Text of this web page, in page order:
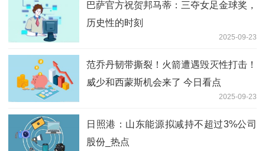
巴萨官方祝贺邦马蒂：三夺女足金球奖，
历史性的时刻
2025-09-23
范乔丹韧带撕裂！火箭遭遇毁灭性打击！
威少和西蒙斯机会来了 今日看点
2025-09-23
日照港：山东能源拟减持不超过3%公司
股份_热点